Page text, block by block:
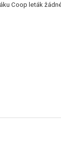
Coop leták